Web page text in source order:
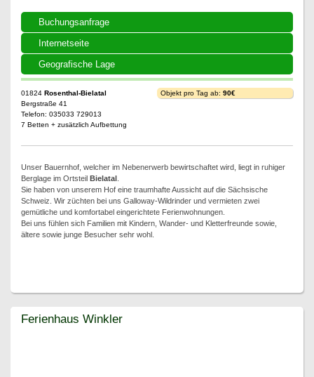
Buchungsanfrage
Internetseite
Geografische Lage
01824 Rosenthal-Bielatal
Bergstraße 41
Telefon: 035033 729013
7 Betten + zusätzlich Aufbettung
Objekt pro Tag ab: 90€
Unser Bauernhof, welcher im Nebenerwerb bewirtschaftet wird, liegt in ruhiger
Berglage im Ortsteil Bielatal
Sie haben von unserem Hof eine traumhafte Aussicht auf die Sächsische
Schweiz. Wir züchten bei uns Galloway-Wildrinder und vermieten zwei
gemütliche und komfortabel eingerichtete Ferienwohnungen.
Bei uns fühlen sich Familien mit Kindern, Wander- und Kletterfreunde sowie,
ältere sowie junge Besucher sehr wohl.
Ferienhaus Winkler
Ferienhaus Winkler